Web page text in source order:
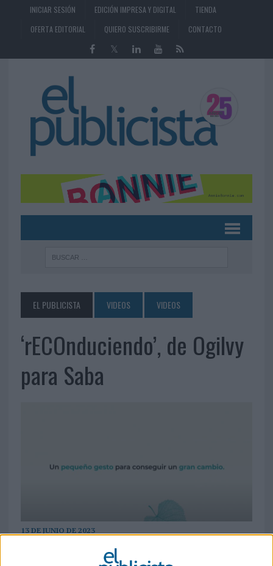
INICIAR SESIÓN EDICIÓN IMPRESA Y DIGITAL
TIENDA
OFERTA EDITORIAL
QUIERO SUSCRIBIRME CONTACTO
EL PUBLICISTA VIDEOS VIDEOS
‘rECOnduciendo’, de Ogilvy
para Saba
13 DE JUNIO DE 2023
Ficha técnica ‘rECOnduciendo’